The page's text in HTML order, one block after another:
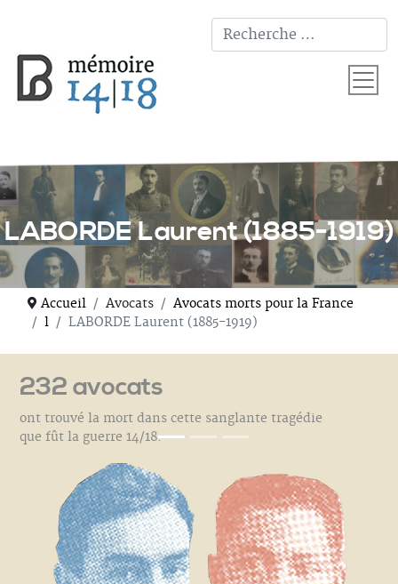
LABORDE Laurent (1885-1919)
Accueil Avocats
Avocats morts pour la France
l
LABORDE Laurent (1885-1919)
232 avocats
ont trouvé la mort dans cette sanglante tragédie
que fût la guerre 14/18.